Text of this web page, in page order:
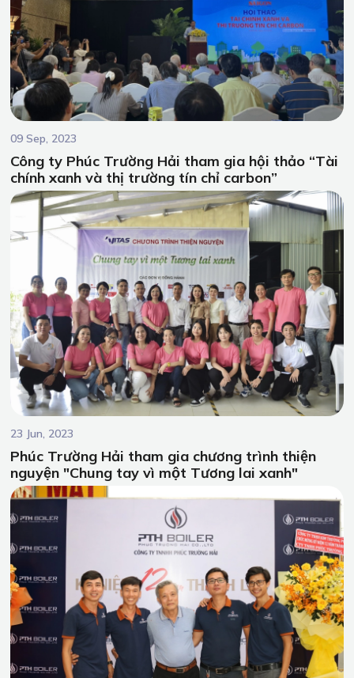
09 Sep, 2023
Công ty Phúc Trường Hải tham gia hội thảo “Tài
chính xanh và thị trường tín chỉ carbon”
23 Jun, 2023
Phúc Trường Hải tham gia chương trình thiện
nguyện "Chung tay vì một Tương lai xanh"